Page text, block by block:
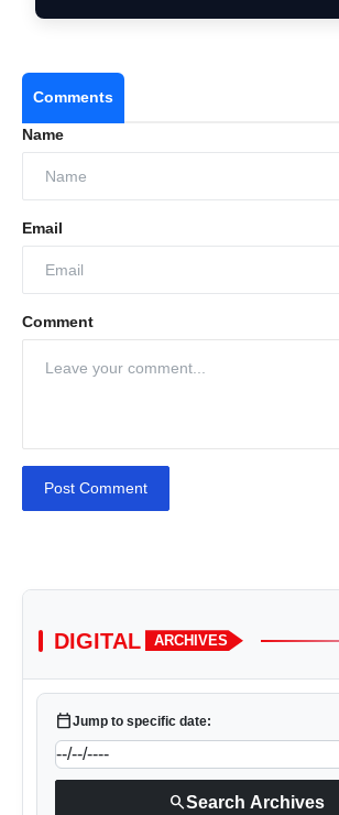
Comments
Name
Email
Comment
Post Comment
DIGITAL ARCHIVES
calendar_todayJump to specific date:
searchSearch Archives